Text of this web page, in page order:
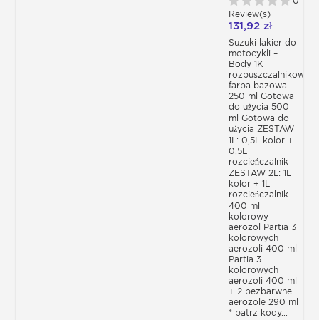
W tej kategorii znajdziesz wszystkie
potrzebne produkty do malowania karoserii
twojego modelu motocykla, zgodnie z
Do uzyskania idealnie polakierowanej
karoserii motocykla będziesz potrzebować :
- Lakier na bazie bezbarwnego lakieru
rozpuszczalnikowego dostępny w
zestawach lub w puszce i aerozolu
- Specjalny podkład do karoserii
- Kompletny zestaw do lakierowania
motocykla zawierający szybki podkład do
karoserii, lakier + rozcieńczalnik oraz
Kategoria zawiera również produkty
pomocnicze do przygotowania i
lakierowania powierzchni takie jak
- Ceramiczny lakier samochodowy
- Bezbarwny lakier Ultra Hig Solid BS830
- Bezbarwny lakier w aerozolu
SUZUKI
ROZPUSZCZALNIKIEM
LAKIERÓW
BAZOWYCH
Review(s)
131,92 zł
Suzuki lakier do
motocykli –
Body 1K
rozpuszczalnikowa
farba bazowa
250 ml Gotowa
do użycia 500
ml Gotowa do
użycia ZESTAW
1L: 0,5L kolor +
0,5L
rozcieńczalnik
ZESTAW 2L: 1L
kolor + 1L
rozcieńczalnik
400 ml
kolorowy
aerozol Partia 3
kolorowych
aerozoli 400 ml
Partia 3
kolorowych
aerozoli 400 ml
+ 2 bezbarwne
aerozole 290 ml
* patrz kody...